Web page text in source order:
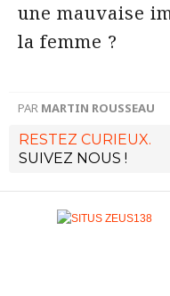
une mauvaise
la femme ?
PAR MARTIN ROUSSEAU
RESTEZ CURIEUX.
SUIVEZ NOUS !